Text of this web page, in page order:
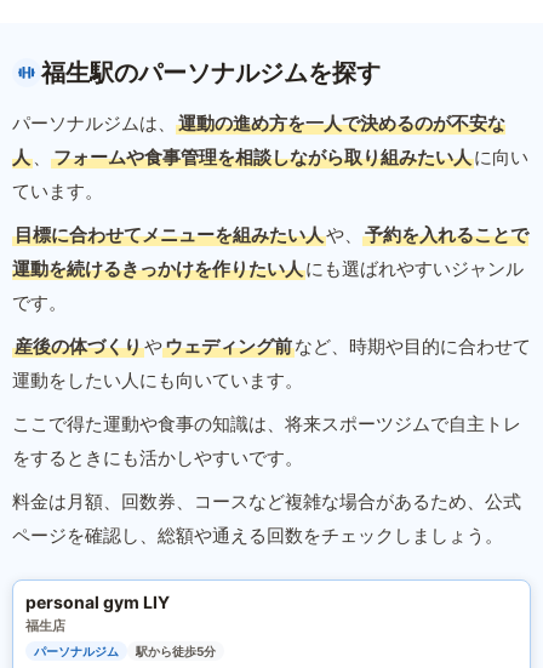
福生駅のパーソナルジムを探す
パーソナルジムは、
運動の進め方を一人で決めるのが不安な
人 、 フォームや食事管理を相談しながら取り組みたい人に向い
ています。
目標に合わせてメニューを組みたい人や、
予約を入れることで
運動を続けるきっかけを作りたい人にも選ばれやすいジャンル
です。
産後の体づくりやウェディング前など、時期や目的に合わせて
運動をしたい人にも向いています。
ここで得た運動や食事の知識は、将来スポーツジムで自主トレ
をするときにも活かしやすいです。
料金は月額、回数券、コースなど複雑な場合があるため、公式
ページを確認し、総額や通える回数をチェックしましょう。
personal gym LIY
福生店
パーソナルジム
駅から徒歩5分